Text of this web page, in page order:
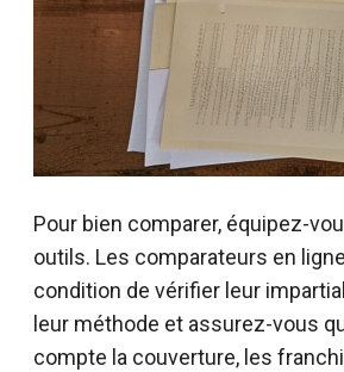
Pour bien comparer, équipez-
outils. Les comparateurs en
condition de vérifier leur
leur méthode et assurez-vous
compte la couverture, les